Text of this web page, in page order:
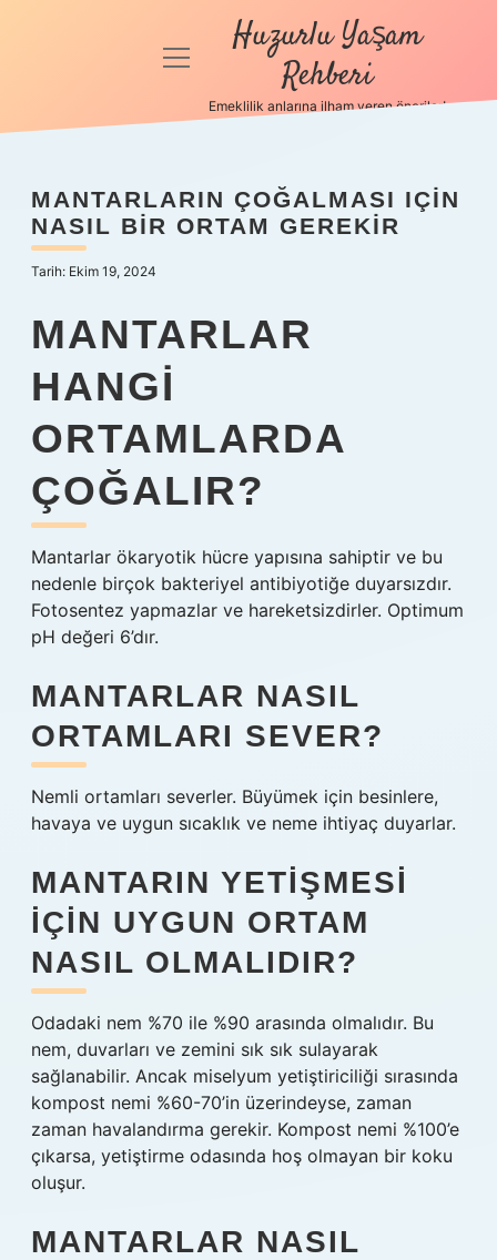
Anasayfa
Politikası
Yasal Uyarı
menüyü
Huzurlu Yaşam
Rehberi
Emeklilik anlarına ilham veren öneriler!
MANTARLARIN ÇOĞALMASI IÇIN
NASIL BIR ORTAM GEREKIR
Tarih: Ekim 19, 2024
MANTARLAR
HANGI
ORTAMLARDA
ÇOĞALIR?
Mantarlar ökaryotik hücre yapısına sahiptir ve bu
nedenle birçok bakteriyel antibiyotiğe duyarsızdır.
Fotosentez yapmazlar ve hareketsizdirler. Optimum
pH değeri 6’dır.
MANTARLAR NASIL
ORTAMLARI SEVER?
Nemli ortamları severler. Büyümek için besinlere,
havaya ve uygun sıcaklık ve neme ihtiyaç duyarlar.
MANTARIN YETIŞMESI
IÇIN UYGUN ORTAM
NASIL OLMALIDIR?
Odadaki nem %70 ile %90 arasında olmalıdır. Bu
nem, duvarları ve zemini sık sık sulayarak
sağlanabilir. Ancak miselyum yetiştiriciliği sırasında
kompost nemi %60-70’in üzerindeyse, zaman
zaman havalandırma gerekir. Kompost nemi %100’e
çıkarsa, yetiştirme odasında hoş olmayan bir koku
oluşur.
MANTARLAR NASIL